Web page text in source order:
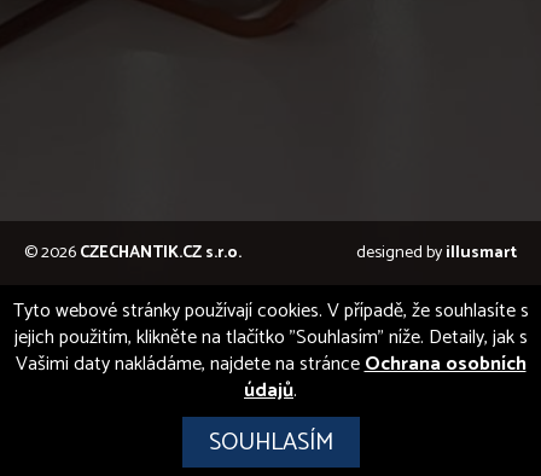
© 2026CZECHANTIK.CZ s.r.o. designed byillusmart
Tyto webové stránky používají cookies. V případě, že souhlasíte s
jejich použitím, klikněte na tlačítko "Souhlasím" níže. Detaily, jak s
Vašimi daty nakládáme, najdete na stránceOchrana osobních
údajů.